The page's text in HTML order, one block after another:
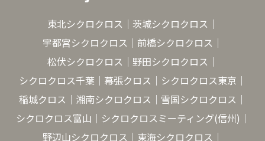
東北シクロクロス
茨城シクロクロス
宇都宮シクロクロス
前橋シクロクロス
松伏シクロクロス
野田シクロクロス
シクロクロス千葉
幕張クロス
シクロクロス東京
稲城クロス
湘南シクロクロス
雪国シクロクロス
シクロクロス富山
シクロクロスミーティング(信州)
野辺山シクロクロス
東海シクロクロス